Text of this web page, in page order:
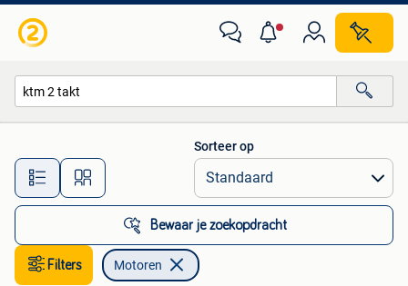
Alle afstanden…
Sorteer op
Bewaar je zoekopdracht
Filters Motoren